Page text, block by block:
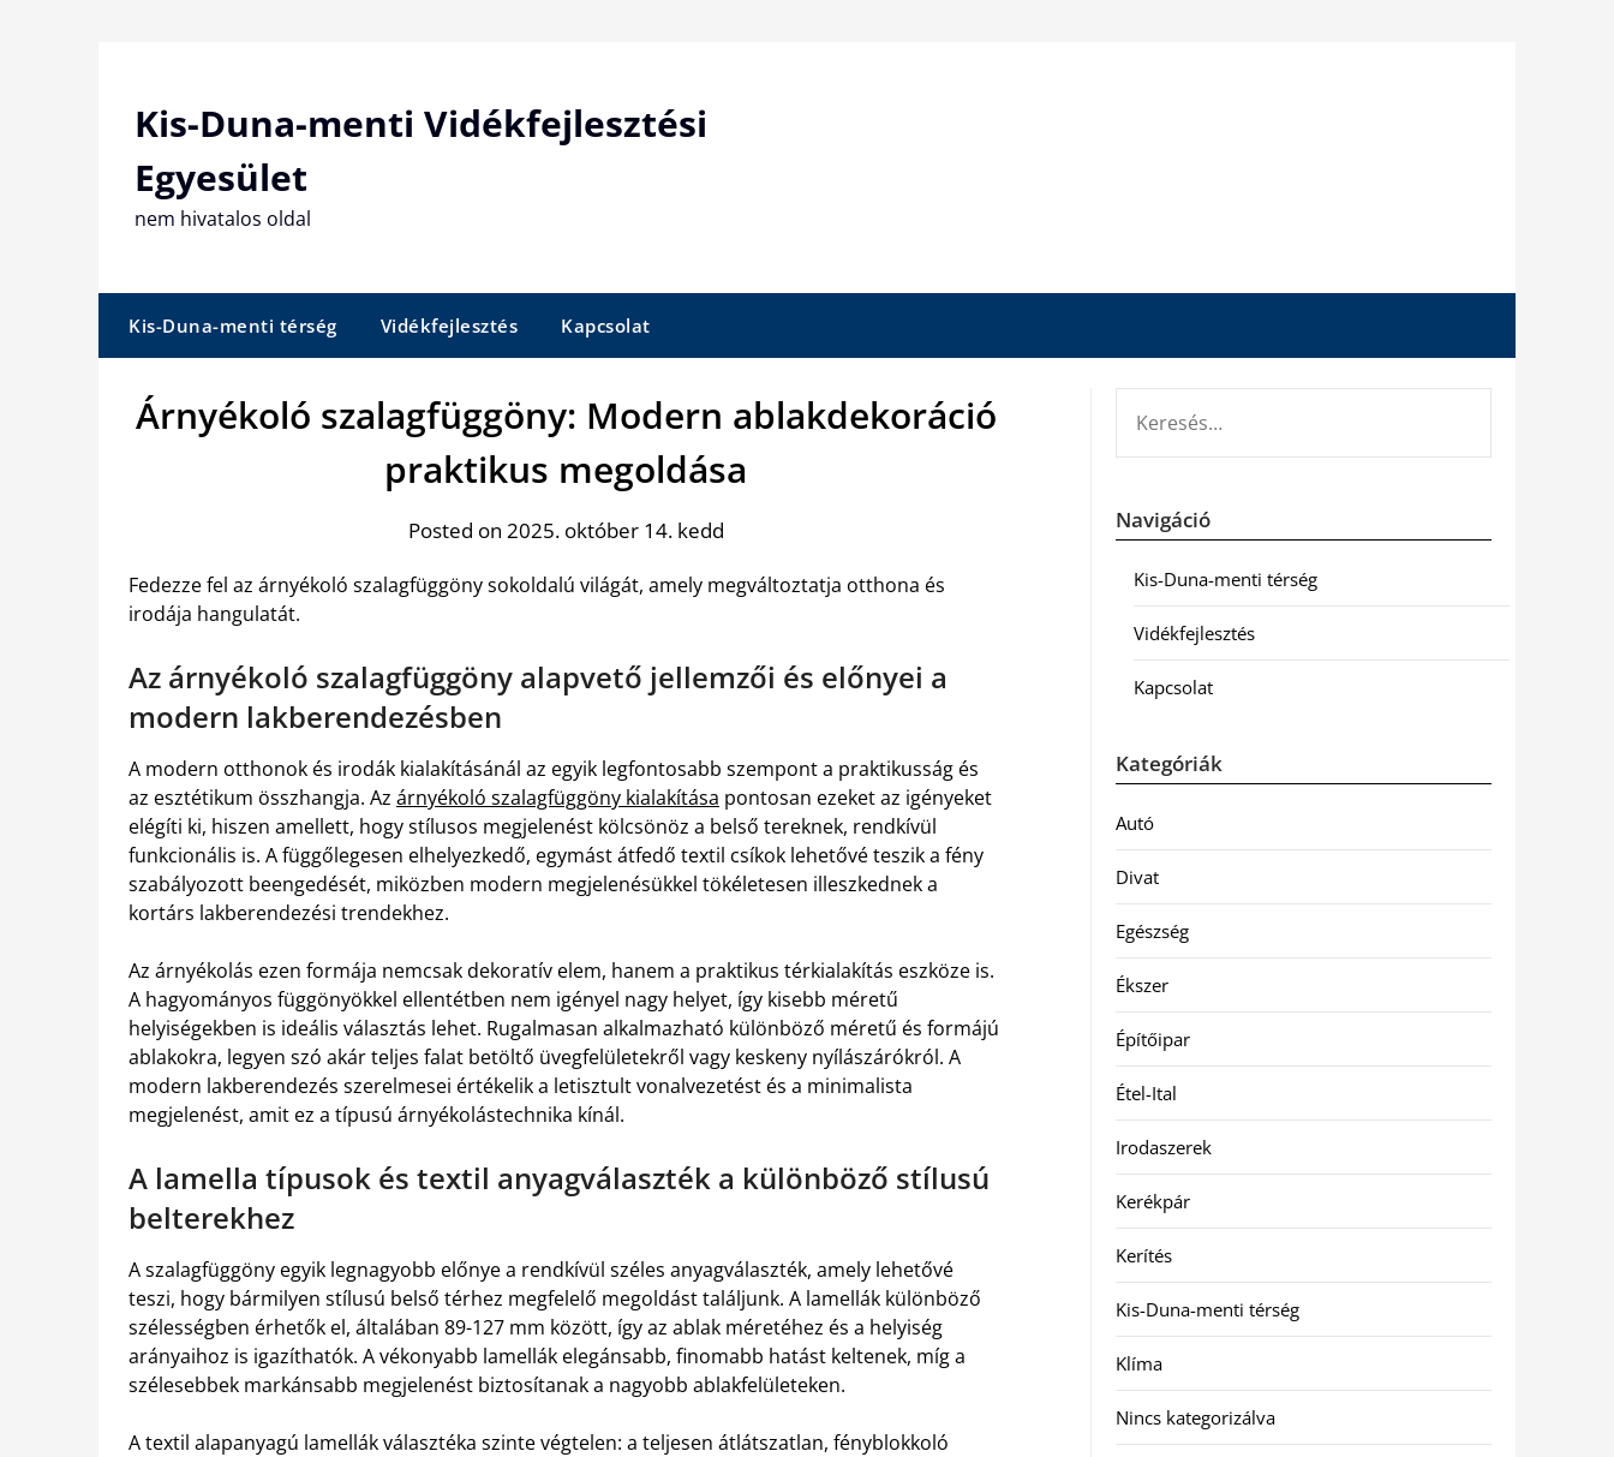
Kis-Duna-menti Vidékfejlesztési
Egyesület
nem hivatalos oldal
Kis-Duna-menti térség Vidékfejlesztés Kapcsolat
Árnyékoló szalagfüggöny: Modern ablakdekoráció
praktikus megoldása
Posted on 2025. október 14. kedd
Fedezze fel az árnyékoló szalagfüggöny sokoldalú világát, amely megváltoztatja otthona és
irodája hangulatát.
Az árnyékoló szalagfüggöny alapvető jellemzői és előnyei a
modern lakberendezésben
A modern otthonok és irodák kialakításánál az egyik legfontosabb szempont a praktikusság és
az esztétikum összhangja. Az árnyékoló szalagfüggöny kialakítása pontosan ezeket az igényeket
elégíti ki, hiszen amellett, hogy stílusos megjelenést kölcsönöz a belső tereknek, rendkívül
funkcionális is. A függőlegesen elhelyezkedő, egymást átfedő textil csíkok lehetővé teszik a fény
szabályozott beengedését, miközben modern megjelenésükkel tökéletesen illeszkednek a
kortárs lakberendezési trendekhez.
Az árnyékolás ezen formája nemcsak dekoratív elem, hanem a praktikus térkialakítás eszköze is.
A hagyományos függönyökkel ellentétben nem igényel nagy helyet, így kisebb méretű
helyiségekben is ideális választás lehet. Rugalmasan alkalmazható különböző méretű és formájú
ablakokra, legyen szó akár teljes falat betöltő üvegfelületekről vagy keskeny nyílászárókról. A
modern lakberendezés szerelmesei értékelik a letisztult vonalvezetést és a minimalista
megjelenést, amit ez a típusú árnyékolástechnika kínál.
A lamella típusok és textil anyagválaszték a különböző stílusú
belterekhez
A szalagfüggöny egyik legnagyobb előnye a rendkívül széles anyagválaszték, amely lehetővé
teszi, hogy bármilyen stílusú belső térhez megfelelő megoldást találjunk. A lamellák különböző
szélességben érhetők el, általában 89-127 mm között, így az ablak méretéhez és a helyiség
arányaihoz is igazíthatók. A vékonyabb lamellák elegánsabb, finomabb hatást keltenek, míg a
szélesebbek markánsabb megjelenést biztosítanak a nagyobb ablakfelületeken.
A textil alapanyagú lamellák választéka szinte végtelen: a teljesen átlátszatlan, fényblokkoló
Navigáció
Kis-Duna-menti térség
Vidékfejlesztés
Kapcsolat
Kategóriák
Autó
Divat
Egészség
Ékszer
Építőipar
Étel-Ital
Irodaszerek
Kerékpár
Kerítés
Kis-Duna-menti térség
Klíma
Nincs kategorizálva